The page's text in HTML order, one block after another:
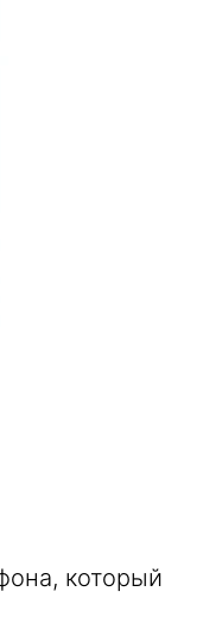
который